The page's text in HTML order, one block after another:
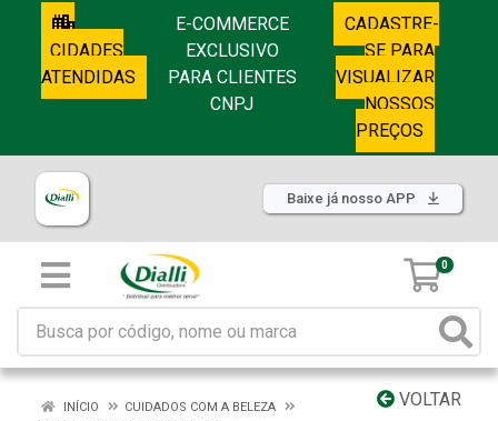
CIDADES
ATENDIDAS
E-COMMERCE
EXCLUSIVO
PARA CLIENTES
CNPJ
CADASTRE-
SE PARA
VISUALIZAR
NOSSOS
PREÇOS
Baixe já nosso APP
0
VOLTAR
INÍCIO
CUIDADOS COM A BELEZA